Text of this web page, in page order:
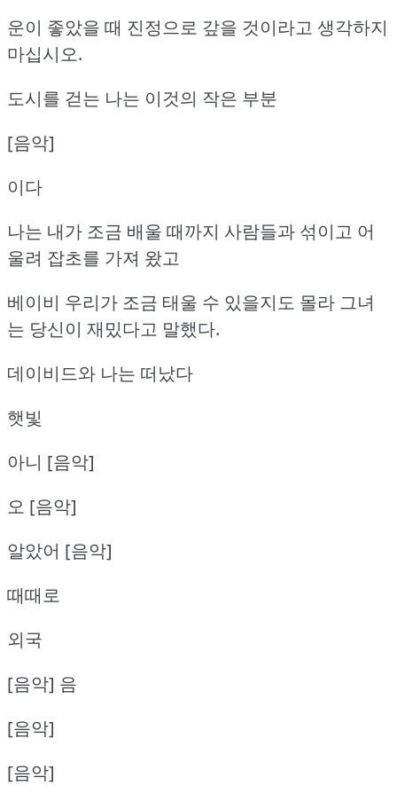
운이 좋았을 때 진정으로 갚을 것이라고 생각하지
마십시오.
도시를 걷는 나는 이것의 작은 부분
[음악]
이다
나는 내가 조금 배울 때까지 사람들과 섞이고 어
울려 잡초를 가져 왔고
베이비 우리가 조금 태울 수 있을지도 몰라 그녀
는 당신이 재밌다고 말했다.
데이비드와 나는 떠났다
햇빛
아니 [음악]
오 [음악]
알았어 [음악]
때때로
외국
[음악] 음
[음악]
[음악]